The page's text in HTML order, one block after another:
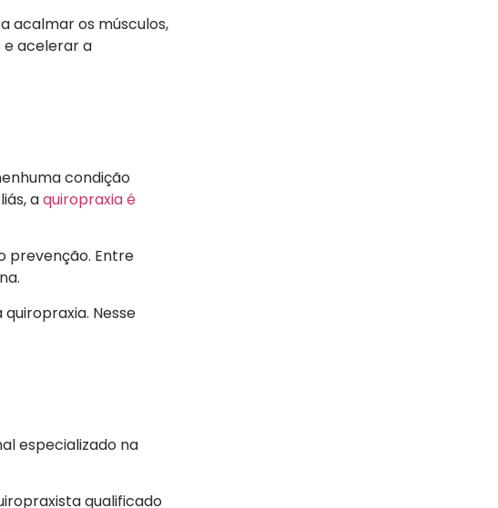
acalmar os músculos,
e acelerar a
condição
aquiropraxia é
prevenção. Entre
Nesse
especializado na
qualificado